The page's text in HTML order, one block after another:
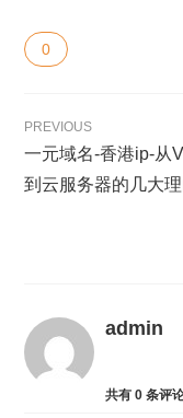
0
PREVIOUS
一元域名-香港ip-从
到云服务器的几大
admin
共有0 条评